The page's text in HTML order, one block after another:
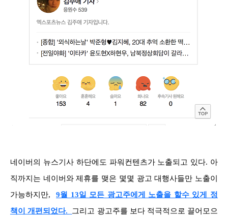
네이버의 뉴스기사 하단에도 파워컨텐츠가 노출되고 있다. 아
직까지는 네이버와 제휴를 맺은 몇몇 광고 대행사들만 노출이
가능하지만,
9월 13일 모든 광고주에게 노출을 할수 있게 정
책이 개편되었다.
그리고 광고주를 보다 적극적으로 끌어모으